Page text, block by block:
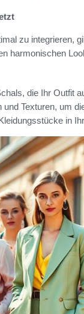
zu integrieren,
harmonischen
die Ihr Outfit
Texturen, um
in